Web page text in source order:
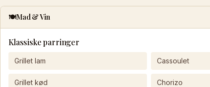
🍽️Mad & Vin
Klassiske parringer
Grillet lam Cassoulet
Grillet kød Chorizo